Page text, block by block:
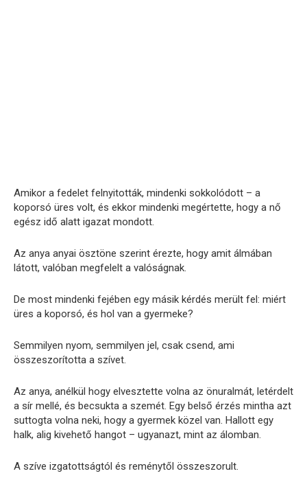
Amikor a fedelet felnyitották, mindenki sokkolódott – a
koporsó üres volt, és ekkor mindenki megértette, hogy a nő
egész idő alatt igazat mondott.
Az anya anyai ösztöne szerint érezte, hogy amit álmában
látott, valóban megfelelt a valóságnak.
De most mindenki fejében egy másik kérdés merült fel: miért
üres a koporsó, és hol van a gyermeke?
Semmilyen nyom, semmilyen jel, csak csend, ami
összeszorította a szívet.
Az anya, anélkül hogy elvesztette volna az önuralmát, letérdelt
a sír mellé, és becsukta a szemét. Egy belső érzés mintha azt
suttogta volna neki, hogy a gyermek közel van. Hallott egy
halk, alig kivehető hangot – ugyanazt, mint az álomban.
A szíve izgatottságtól és reménytől összeszorult.